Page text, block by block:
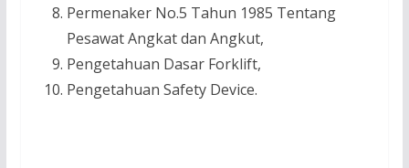
Permenaker No.5 Tahun 1985 Tentang
Pesawat Angkat dan Angkut,
Pengetahuan Dasar Forklift,
Pengetahuan Safety Device.